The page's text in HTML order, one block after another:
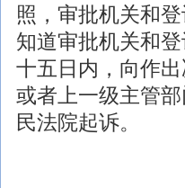
照，审批机关和
知道审批机关和
十五日内，向作
或者上一级主管部
民法院起诉。